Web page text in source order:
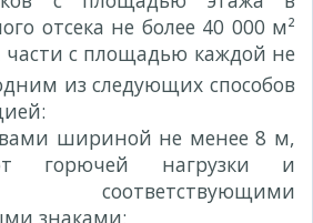
отсека не более 40 000 м²
части с площадью каждой не
из следующих способов
шириной не менее 8 м,
горючей нагрузки и
соответствующими
знаками;